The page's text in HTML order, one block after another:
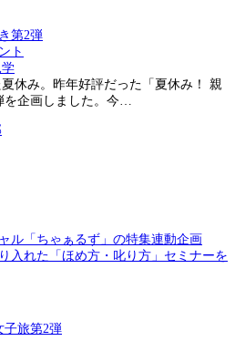
第2弾
ト
休み。昨年好評だった「夏休み！ 親
企画しました。今…
ル「ちゃぁるず」の特集連動企画
入れた「ほめ方・叱り方」セミナーを
子旅第2弾